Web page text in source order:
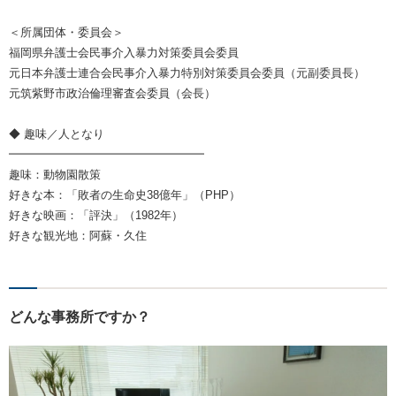
＜所属団体・委員会＞
福岡県弁護士会民事介入暴力対策委員会委員
元日本弁護士連合会民事介入暴力特別対策委員会委員（元副委員長）
元筑紫野市政治倫理審査会委員（会長）
◆ 趣味／人となり
━━━━━━━━━━━━━━━━━
趣味：動物園散策
好きな本：「敗者の生命史38億年」（PHP）
好きな映画：「評決」（1982年）
好きな観光地：阿蘇・久住
どんな事務所ですか？